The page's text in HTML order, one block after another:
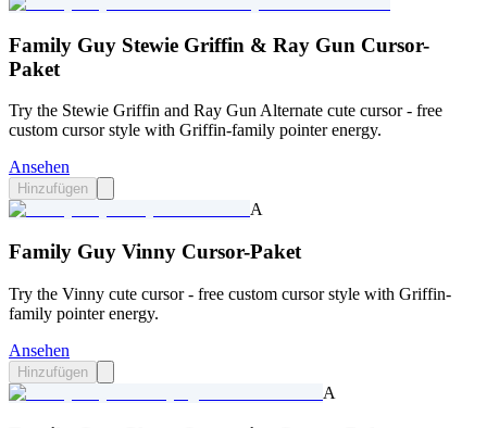
Family Guy Stewie Griffin & Ray Gun Cursor-
Paket
Try the Stewie Griffin and Ray Gun Alternate cute cursor - free
custom cursor style with Griffin-family pointer energy.
Ansehen
Hinzufügen
A
Family Guy Vinny Cursor-Paket
Try the Vinny cute cursor - free custom cursor style with Griffin-
family pointer energy.
Ansehen
Hinzufügen
A